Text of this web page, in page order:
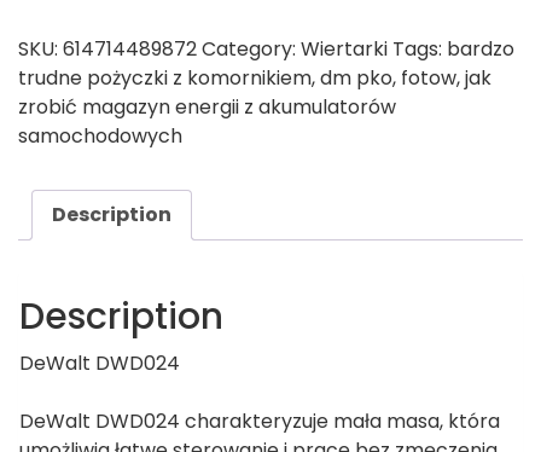
SKU: 614714489872Category: Wiertarki Tags: bardzo
trudne pożyczki z komornikiem,dm pko, fotow,jak
zrobić magazyn energii z akumulatorów
samochodowych
Description
Description
DeWalt DWD024
DeWalt DWD024 charakteryzuje mała masa, która